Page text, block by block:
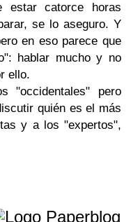
estar catorce horas
se lo aseguro. Y
en eso parece que
hablar mucho y no
ello.
"occidentales" pero
quién es el más
y a los "expertos",